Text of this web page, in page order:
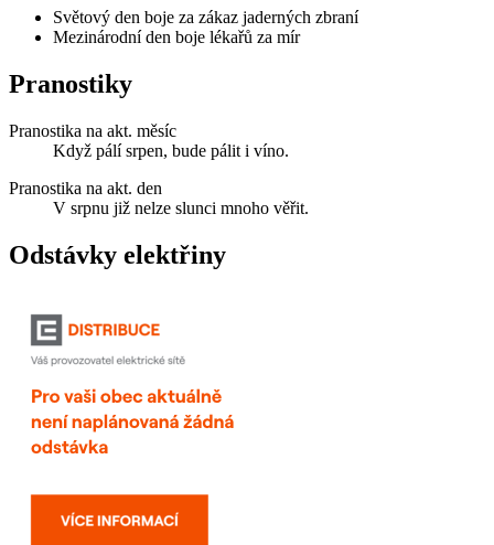
Světový den boje za zákaz jaderných zbraní
Mezinárodní den boje lékařů za mír
Pranostiky
Pranostika na akt. měsíc
Když pálí srpen, bude pálit i víno.
Pranostika na akt. den
V srpnu již nelze slunci mnoho věřit.
Odstávky elektřiny